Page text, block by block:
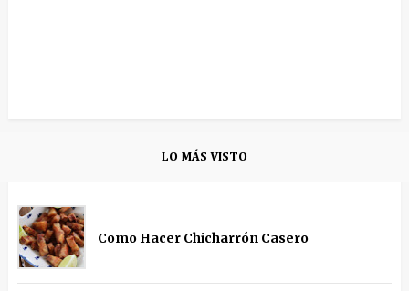
LO MÁS VISTO
Como Hacer Chicharrón Casero